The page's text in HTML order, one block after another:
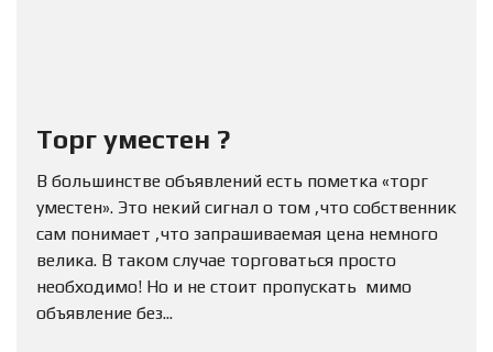
Торг уместен ?
В большинстве объявлений есть пометка «торг
уместен». Это некий сигнал о том ,что собственник
сам понимает ,что запрашиваемая цена немного
велика. В таком случае торговаться просто
необходимо! Но и не стоит пропускать мимо
объявление без...